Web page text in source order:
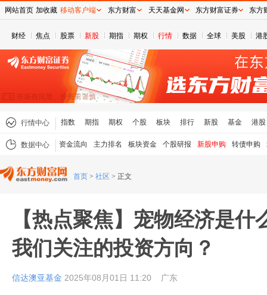
财经 焦点 股票 新股 期指 期权 行情 数据 全球 美股 港
行情中心 指数 期指 期权 个股 板块 排行 新股 基金 港股
数据中心 资金流向 主力排名 板块资金 个股研报 新股申购 转债申购
首页 > 社区 > 正文
【热点聚焦】宠物经济是什
我们关注的投资方向？
信达澳亚基金 2025年08月01日 11:20 广东
网站首页 加收藏 移动客户端 东方财富 天天基金网 东方财富证券 东方